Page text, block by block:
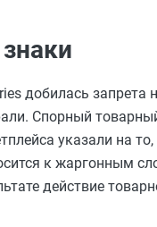
добилась запрета
Спорный
указали на
к жаргонным
действие